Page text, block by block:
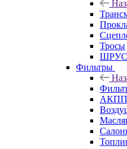
Тросы
Фильтры
АКПП